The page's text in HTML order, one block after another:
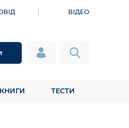
ВІДЕО
КНИГИ ТЕСТИ